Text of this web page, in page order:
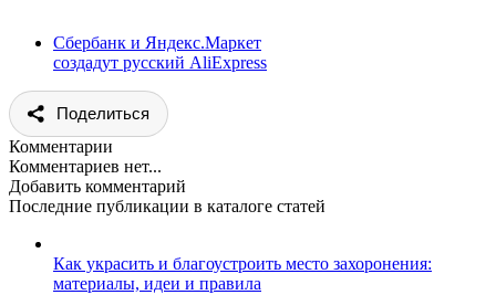
Сбербанк и Яндекс.Маркет
создадут русский AliExpress
Поделиться
Комментарии
Комментариев нет...
Добавить комментарий
Последние публикации в каталоге статей
Как украсить и благоустроить место захоронения:
материалы, идеи и правила